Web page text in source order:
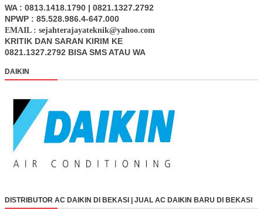
WA : 0813.1418.1790 | 0821.1327.2792
NPWP : 85.528.986.4-647.000
EMAIL : sejahterajayateknik@yahoo.com
KRITIK DAN SARAN KIRIM KE
0821.1327.2792 BISA SMS ATAU WA
DAIKIN
DISTRIBUTOR AC DAIKIN DI BEKASI | JUAL AC DAIKIN BARU DI BEKASI